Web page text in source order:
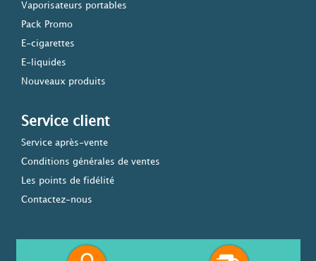
Vaporisateurs portables
Pack Promo
E-cigarettes
E-liquides
Nouveaux produits
Service client
Service après-vente
Conditions générales de ventes
Les points de fidélité
Contactez-nous